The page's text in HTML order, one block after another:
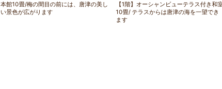
本館10畳/梅の間目の前には、唐津の美し
い景色が広がります
【1階】オーシャンビューテラス付き和
10畳/ テラスからは唐津の海を一望でき
ます